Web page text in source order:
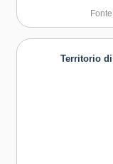
Territorio